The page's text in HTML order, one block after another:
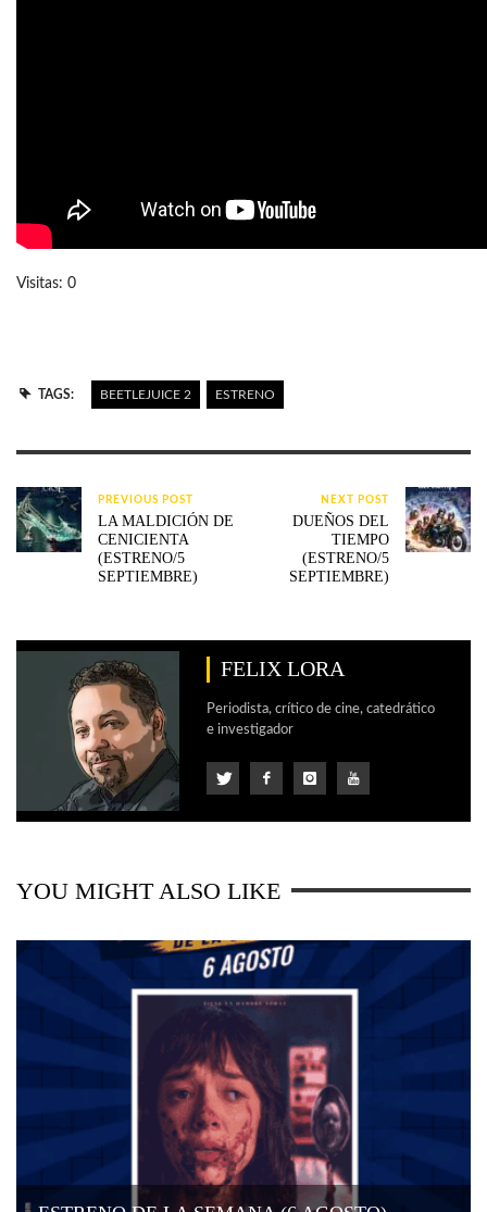
Visitas: 0
TAGS: BEETLEJUICE 2 ESTRENO
PREVIOUS POST
LA MALDICIÓN DE
CENICIENTA
(ESTRENO/5
SEPTIEMBRE)
NEXT POST
DUEÑOS DEL
TIEMPO
(ESTRENO/5
SEPTIEMBRE)
FELIX LORA
Periodista, crítico de cine, catedrático
e investigador
YOU MIGHT ALSO LIKE